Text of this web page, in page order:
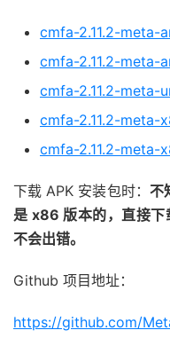
cmfa-2.11.2-meta-
cmfa-2.11.2-meta-
cmfa-2.11.2-meta-
cmfa-2.11.2-meta-
cmfa-2.11.2-meta-
下载 APK 安装包时： 不
是 x86 版本的，直接
不会出错。
Github 项目地址：
https://github.com/